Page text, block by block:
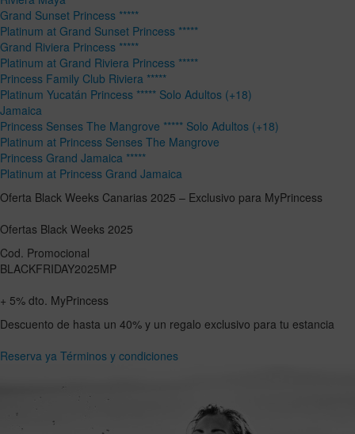
Grand Sunset Princess *****
Platinum at Grand Sunset Princess *****
Grand Riviera Princess *****
Platinum at Grand Riviera Princess *****
Princess Family Club Riviera *****
Platinum Yucatán Princess ***** Solo Adultos (+18)
Jamaica
Princess Senses The Mangrove ***** Solo Adultos (+18)
Platinum at Princess Senses The Mangrove
Princess Grand Jamaica *****
Platinum at Princess Grand Jamaica
Oferta Black Weeks Canarias 2025 – Exclusivo para MyPrincess
Ofertas Black Weeks 2025
Cod. Promocional
BLACKFRIDAY2025MP
+ 5% dto. MyPrincess
Descuento de hasta un 40% y un regalo exclusivo para tu estancia
Reserva ya Términos y condiciones